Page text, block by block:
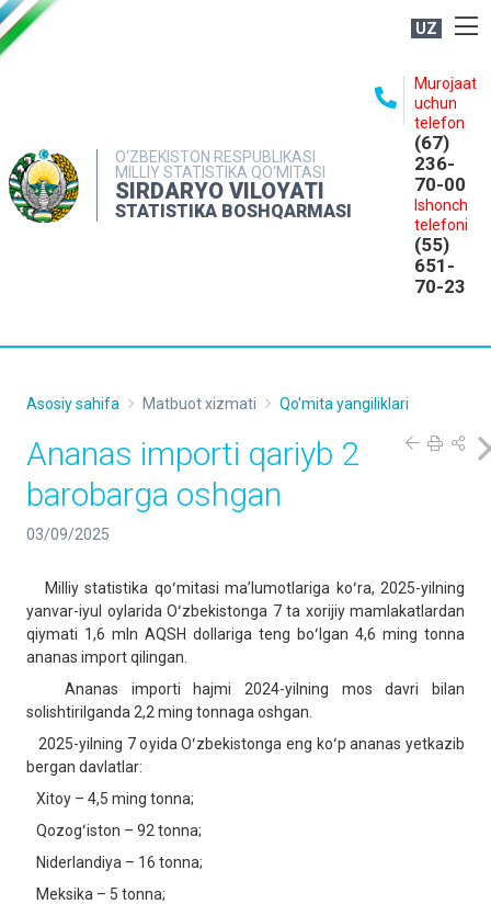
UZ
O‘ZBEKISTON RESPUBLIKASI
MILLIY STATISTIKA QO‘MITASI
SIRDARYO VILOYATI
STATISTIKA BOSHQARMASI
Murojaat
uchun
telefon
(67)
236-
70-00
Ishonch
telefoni
(55)
651-
70-23
NASHRLAR
INTERAKTIV XIZMATLAR
MATBUOT XIZMATI
Asosiy sahifa Matbuot xizmati Qo'mita yangiliklari
Ananas importi qariyb 2
barobarga oshgan
03/09/2025
Milliy statistika qoʻmitasi maʼlumotlariga koʻra, 2025-yilning
yanvar-iyul oylarida Oʻzbekistonga 7 ta xorijiy mamlakatlardan
qiymati 1,6 mln AQSH dollariga teng boʻlgan 4,6 ming tonna
ananas import qilingan.
Ananas importi hajmi 2024-yilning mos davri bilan
solishtirilganda 2,2 ming tonnaga oshgan.
2025-yilning 7 oyida Oʻzbekistonga eng koʻp ananas yetkazib
bergan davlatlar:
Xitoy – 4,5 ming tonna;
Qozogʻiston – 92 tonna;
Niderlandiya – 16 tonna;
Meksika – 5 tonna;